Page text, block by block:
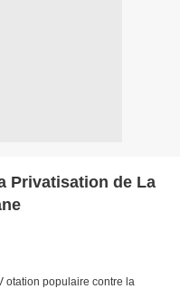
Privatisation de La
otation populaire contre la